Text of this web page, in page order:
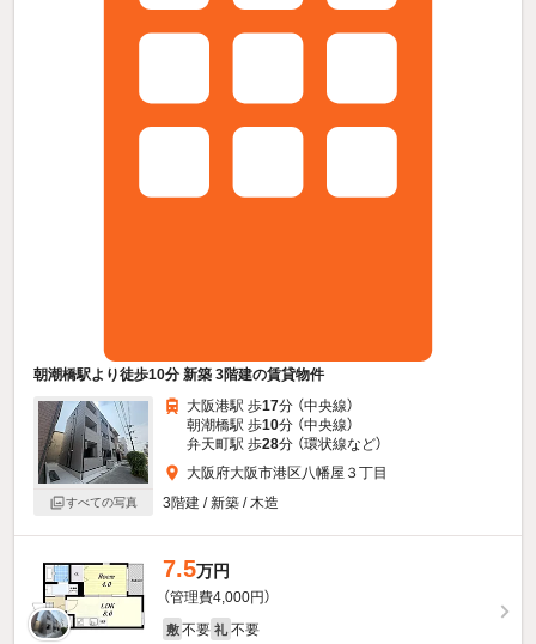
朝潮橋駅より徒歩10分 新築 3階建の賃貸物件
すべての写真
大阪港駅 歩17分 （中央線）
朝潮橋駅 歩10分 （中央線）
弁天町駅 歩28分 （環状線など）
大阪府大阪市港区八幡屋３丁目
3階建 / 新築 / 木造
7.5万円
（管理費4,000円）
敷 不要 礼 不要